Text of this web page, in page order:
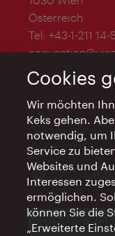
Österreich
Tel: +43-1-211 14-
Das Vienna
des
TEAM &
Cookies
Wir möchten
Keks gehen.
notwendig, um
Service zu
Websites und
Interessen
ermöglichen.
können Sie die
„Erweiterte